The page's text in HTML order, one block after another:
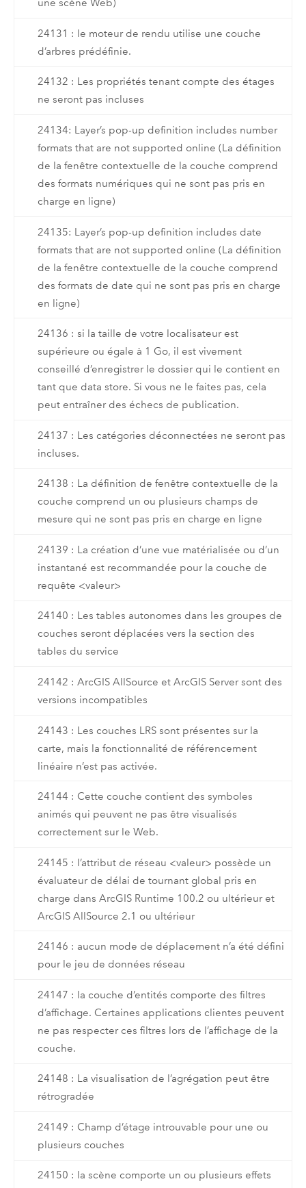
une scène Web)
24131 : le moteur de rendu utilise une couche
d’arbres prédéfinie.
24132 : Les propriétés tenant compte des étages
ne seront pas incluses
24134: Layer’s pop-up definition includes number
formats that are not supported online (La définition
de la fenêtre contextuelle de la couche comprend
des formats numériques qui ne sont pas pris en
charge en ligne)
24135: Layer’s pop-up definition includes date
formats that are not supported online (La définition
de la fenêtre contextuelle de la couche comprend
des formats de date qui ne sont pas pris en charge
en ligne)
24136 : si la taille de votre localisateur est
supérieure ou égale à 1 Go, il est vivement
conseillé d’enregistrer le dossier qui le contient en
tant que data store. Si vous ne le faites pas, cela
peut entraîner des échecs de publication.
24137 : Les catégories déconnectées ne seront pas
incluses.
24138 : La définition de fenêtre contextuelle de la
couche comprend un ou plusieurs champs de
mesure qui ne sont pas pris en charge en ligne
24139 : La création d’une vue matérialisée ou d’un
instantané est recommandée pour la couche de
requête <valeur>
24140 : Les tables autonomes dans les groupes de
couches seront déplacées vers la section des
tables du service
24142 : ArcGIS AllSource et ArcGIS Server sont des
versions incompatibles
24143 : Les couches LRS sont présentes sur la
carte, mais la fonctionnalité de référencement
linéaire n’est pas activée.
24144 : Cette couche contient des symboles
animés qui peuvent ne pas être visualisés
correctement sur le Web.
24145 : l’attribut de réseau <valeur> possède un
évaluateur de délai de tournant global pris en
charge dans ArcGIS Runtime 100.2 ou ultérieur et
ArcGIS AllSource 2.1 ou ultérieur
24146 : aucun mode de déplacement n’a été défini
pour le jeu de données réseau
24147 : la couche d’entités comporte des filtres
d’affichage. Certaines applications clientes peuvent
ne pas respecter ces filtres lors de l’affichage de la
couche.
24148 : La visualisation de l’agrégation peut être
rétrogradée
24149 : Champ d’étage introuvable pour une ou
plusieurs couches
24150 : la scène comporte un ou plusieurs effets